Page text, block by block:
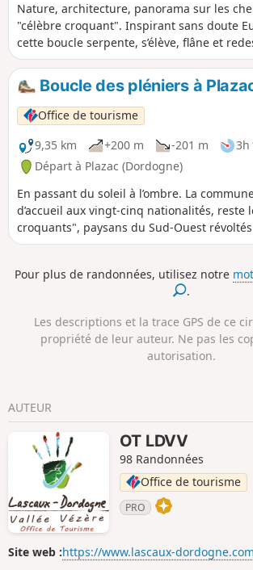
Nature, architecture, panorama sur les
"célèbre croquant". Inspirant sans doute
cette boucle serpente, s’élève, flâne et
château et étangs de Coulonge,
tant sur Montignac que sur ses alentours.
tours et détours au milieu d’une nature
périgourdine, alternant grasses prairies et
châtaigniers.
Boucle des pléniers à
Office de tourisme
9,35 km
+200 m -201 m 3h
Départ à Plazac (Dordogne)
En passant du soleil à l’ombre. La
d’accueil aux vingt-cinq nationalités, reste
croquants", paysans du Sud-Ouest
XVIIe siècles. Plantée dans le Périgord
Lors de vos promenades, vous croiserez
nombreuses sentes et sentiers que l’on
fermes les unes aux autres.
Pour plus de randonnées, utilisez notre
.
Les descriptions et la trace GPS de ce
propriété de leur auteur. Ne pas les
autorisation.
AUTEUR
OT LDVV
98 Randonnées
Office de tourisme
PRO
Site web :https://www.lascaux-